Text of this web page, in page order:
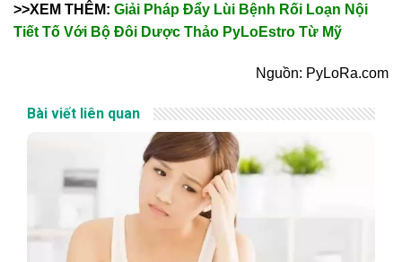
>>XEM THÊM: Giải Pháp Đẩy Lùi Bệnh Rối Loạn Nội
Tiết Tố Với Bộ Đôi Dược Thảo PyLoEstro Từ Mỹ
Nguồn: PyLoRa.com
Bài viết liên quan